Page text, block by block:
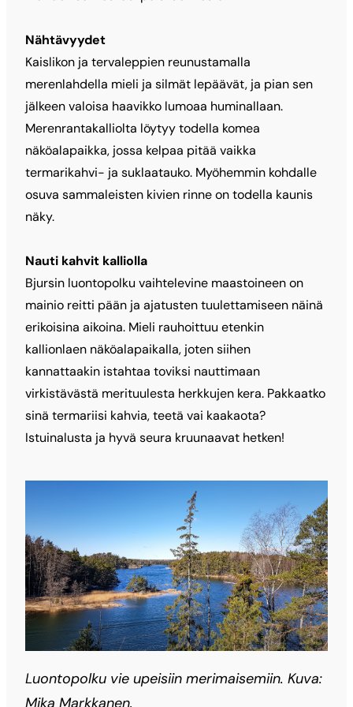
Nähtävyydet
Kaislikon ja tervaleppien reunustamalla
merenlahdella mieli ja silmät lepäävät, ja pian sen
jälkeen valoisa haavikko lumoaa huminallaan.
Merenrantakalliolta löytyy todella komea
näköalapaikka, jossa kelpaa pitää vaikka
termarikahvi- ja suklaatauko. Myöhemmin kohdalle
osuva sammaleisten kivien rinne on todella kaunis
näky.
Nauti kahvit kalliolla
Bjursin luontopolku vaihtelevine maastoineen on
mainio reitti pään ja ajatusten tuulettamiseen näinä
erikoisina aikoina. Mieli rauhoittuu etenkin
kallionlaen näköalapaikalla, joten siihen
kannattaakin istahtaa toviksi nauttimaan
virkistävästä merituulesta herkkujen kera. Pakkaatko
sinä termariisi kahvia, teetä vai kaakaota?
Istuinalusta ja hyvä seura kruunaavat hetken!
Luontopolku vie upeisiin merimaisemiin. Kuva: